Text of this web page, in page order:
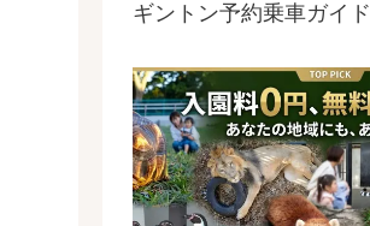
ギントン予約乗車ガイド